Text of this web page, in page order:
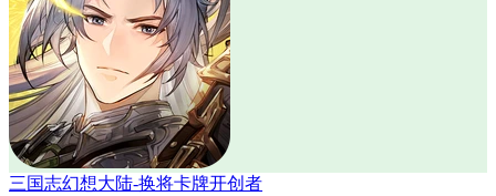
三国志幻想大陆-换将卡牌开创者